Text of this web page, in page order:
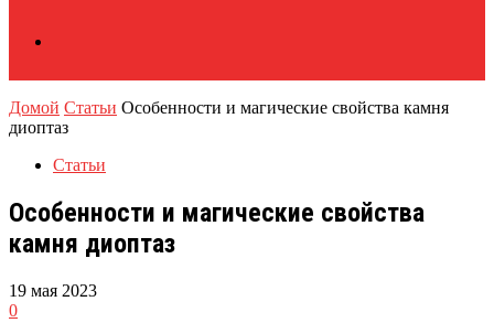
Домой Статьи Особенности и магические свойства камня
диоптаз
Статьи
Особенности и магические свойства
камня диоптаз
19 мая 2023
0